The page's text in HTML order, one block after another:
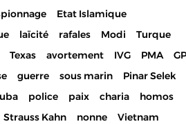
Etat Islamique
laïcité rafales Modi
Turque
Texas avortement IVG PMA
guerre sous marin
Pinar Selek
police paix charia
homos
Strauss Kahn nonne
Vietnam